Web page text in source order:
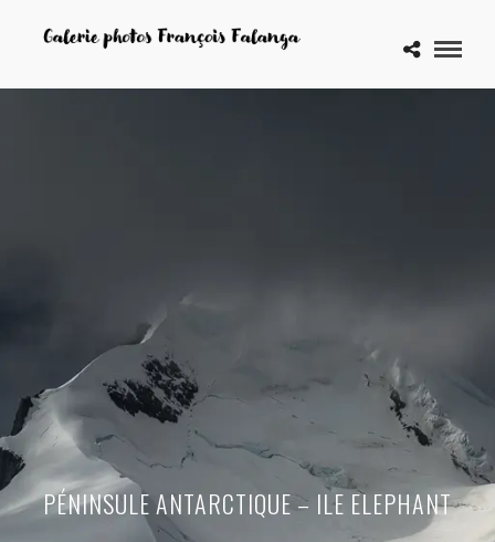
PÉNINSULE ANTARCTIQUE – ILE ELEPHANT